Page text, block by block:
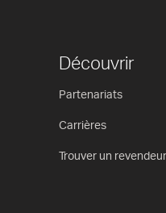
Découvrir
Partenariats
Carrières
Trouver un revendeur